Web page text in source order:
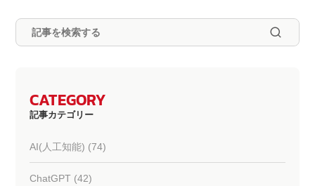
CATEGORY
記事カテゴリー
AI(人工知能) (74)
ChatGPT (42)